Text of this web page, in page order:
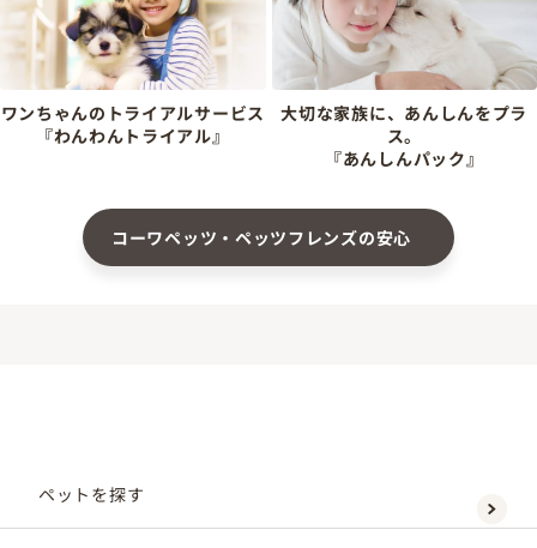
ワンちゃんのトライアルサービス
『わんわんトライアル』
大切な家族に、あんしんをプラ
ス。
『あんしんパック』
コーワペッツ・ペッツフレンズの安心
ペットを探す